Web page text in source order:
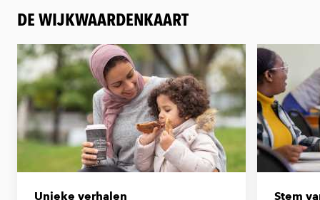
DE WIJKWAARDENKAART
Unieke verhalen Stem